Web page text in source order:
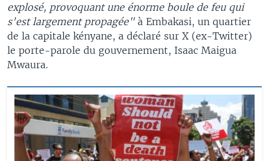
explosé, provoquant une énorme boule de feu qui
s'est largement propagée"à Embakasi, un quartier
de la capitale kényane, a déclaré sur X (ex-Twitter)
le porte-parole du gouvernement, Isaac Maigua
Mwaura.